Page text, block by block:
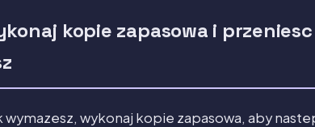
kopie zapasowa i
wykonaj kopie zapasowa, aby